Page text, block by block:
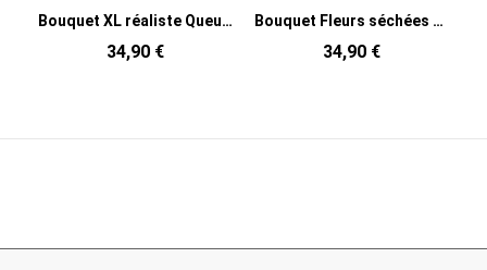
Bouquet XL réaliste Queue de lièvre Hauteur 77 cm en Fleurs séchées Rose clair
34,90 €
Bouquet Fleurs séchées Queue de lièvre Hauteur 75 cm en Beige
34,90 €